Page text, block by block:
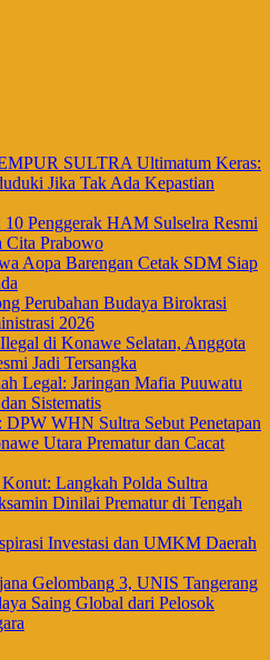
SULTRA Ultimatum Keras:
Jika Tak Ada Kepastian
10 Penggerak HAM Sulselra Resmi
Cita Prabowo
Aopa Barengan Cetak SDM Siap
Perubahan Budaya Birokrasi
2026
di Konawe Selatan, Anggota
Jadi Tersangka
Legal: Jaringan Mafia Puuwatu
Sistematis
DPW WHN Sultra Sebut Penetapan
Utara Prematur dan Cacat
Langkah Polda Sultra
Dinilai Prematur di Tengah
Investasi dan UMKM Daerah
Gelombang 3, UNIS Tangerang
Saing Global dari Pelosok